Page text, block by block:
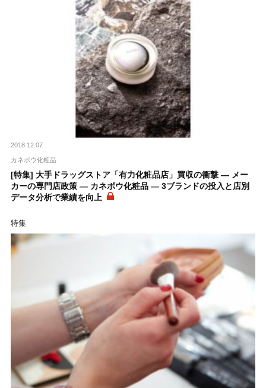
2018.12.07
カネボウ化粧品
[特集] 大手ドラッグストア「有力化粧品店」買収の衝撃 ― メー
カーの専門店政策 ― カネボウ化粧品 ― 3ブランドの投入と店別
データ分析で業績を向上
特集